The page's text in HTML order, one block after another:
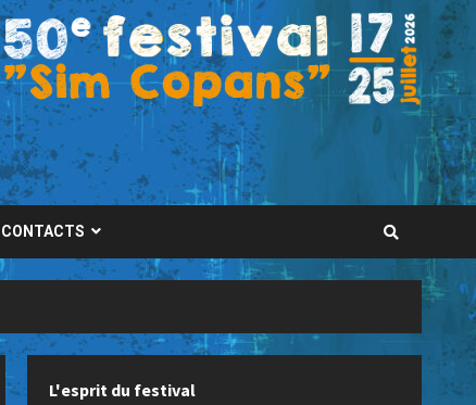
CONTACTS
L'esprit du festival